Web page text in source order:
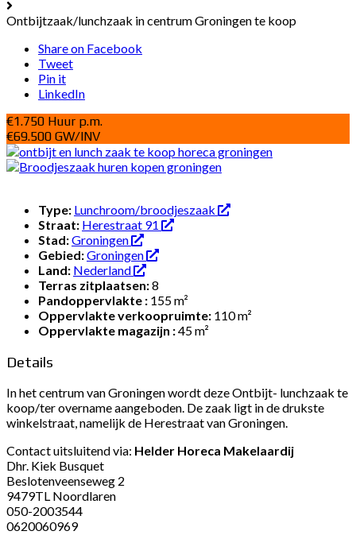
Ontbijtzaak/lunchzaak in centrum Groningen te koop
Share on Facebook
Tweet
Pin it
LinkedIn
€1.750 Huur p.m.
€69.500 GW/INV
Type: Lunchroom/broodjeszaak
Straat: Herestraat 91
Stad:Groningen
Gebied:Groningen
Land: Nederland
Terras zitplaatsen:8
Pandoppervlakte : 155 m²
Oppervlakte verkoopruimte: 110 m²
Oppervlakte magazijn :45 m²
Details
In het centrum van Groningen wordt deze Ontbijt- lunchzaak te
koop/ter overname aangeboden. De zaak ligt in de drukste
winkelstraat, namelijk de Herestraat van Groningen.
Contact uitsluitend via: Helder Horeca Makelaardij
Dhr. Kiek Busquet
Beslotenveenseweg 2
9479TL Noordlaren
050-2003544
0620060969